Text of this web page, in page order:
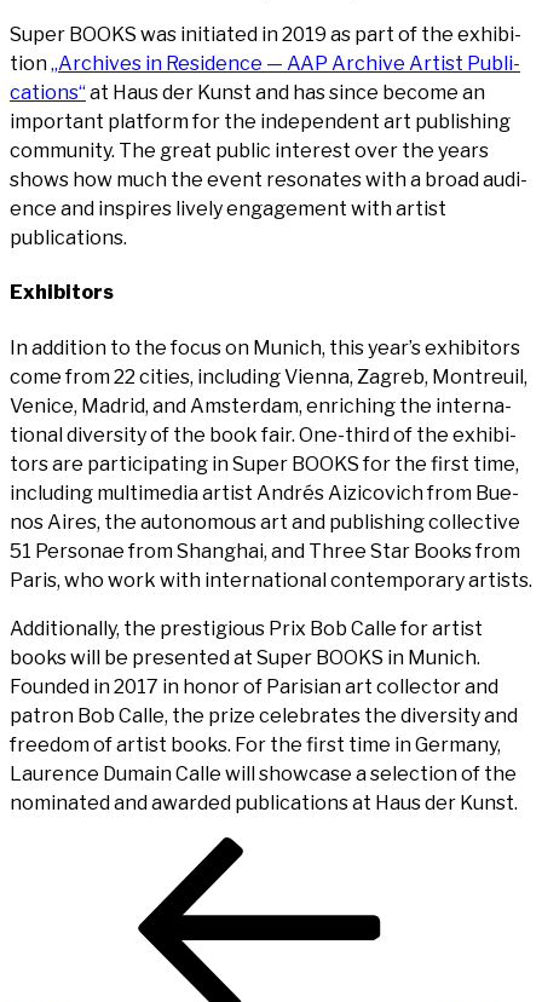
Super BOOKS was initia­ted in 2019 as part of the exhi­bi­
ti­on„Archi­ves in Resi­dence — AAP Archi­ve Artist Publi­
ca­ti­ons“at Haus der Kunst and has sin­ce beco­me an
important plat­form for the inde­pen­dent art publi­shing
com­mu­ni­ty. The gre­at public inte­rest over the years
shows how much the event reso­na­tes with a broad audi­
ence and inspi­res lively enga­ge­ment with artist
publications.
Exhi­bi­tors
In addi­ti­on to the focus on Munich, this year’s exhi­bi­tors
come from 22 cities, inclu­ding Vien­na, Zagreb, Mon­treuil,
Venice, Madrid, and Ams­ter­dam, enri­ching the inter­na­
tio­nal diver­si­ty of the book fair. One-third of the exhi­bi­
tors are par­ti­ci­pa­ting in Super BOOKS for the first time,
inclu­ding mul­ti­me­dia artist Andrés Aizi­co­vich from Bue­
nos Aires, the auto­no­mous art and publi­shing coll­ec­ti­ve
51 Per­so­nae from Shang­hai, and Three Star Books from
Paris, who work with inter­na­tio­nal con­tem­po­ra­ry artists.
Addi­tio­nal­ly, the pres­ti­gious Prix Bob Cal­le for artist
books will be pre­sen­ted at Super BOOKS in Munich.
Foun­ded in 2017 in honor of Pari­si­an art coll­ec­tor and
patron Bob Cal­le, the pri­ze cele­bra­tes the diver­si­ty and
free­dom of artist books. For the first time in Ger­ma­ny,
Lau­rence Dumain Cal­le will show­ca­se a sel­ec­tion of the
nomi­na­ted and award­ed publi­ca­ti­ons at Haus der Kunst.
Beitragsnavigation